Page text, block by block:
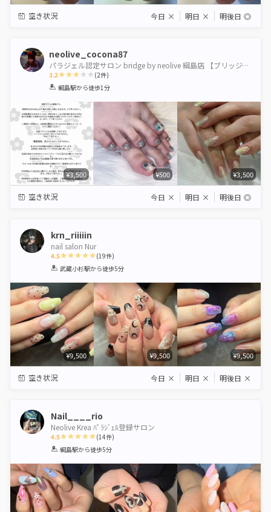
空き状況 今日 × 明日 × 明後日 ◎
neolive_cocona87
パラジェル認定サロン bridge by neolive 綱島店 【ブリッジバイネオリーブ】
3.2
1 2 3 4 5
(2件)
綱島駅から徒歩1分
¥3,500 ¥500 ¥3,500
空き状況 今日 × 明日 × 明後日 ◎
krn_riiiiin
nail salon Nur
4.5
1 2 3 4 5
(19件)
武蔵小杉駅から徒歩5分
¥9,500 ¥9,500 ¥9,500
空き状況 今日 × 明日 × 明後日 ×
Nail____rio
Neolive Krea ﾊﾟﾗｼﾞｪﾙ登録サロン
4.5
1 2 3 4 5
(14件)
綱島駅から徒歩5分